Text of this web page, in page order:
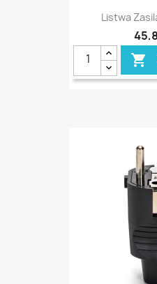
Listwa
